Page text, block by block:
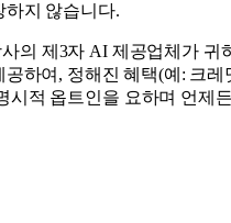
하지 않습니다.
의 제3자 AI 제공업체가 귀
하여, 정해진 혜택(예: 크
적 옵트인을 요하며 언제